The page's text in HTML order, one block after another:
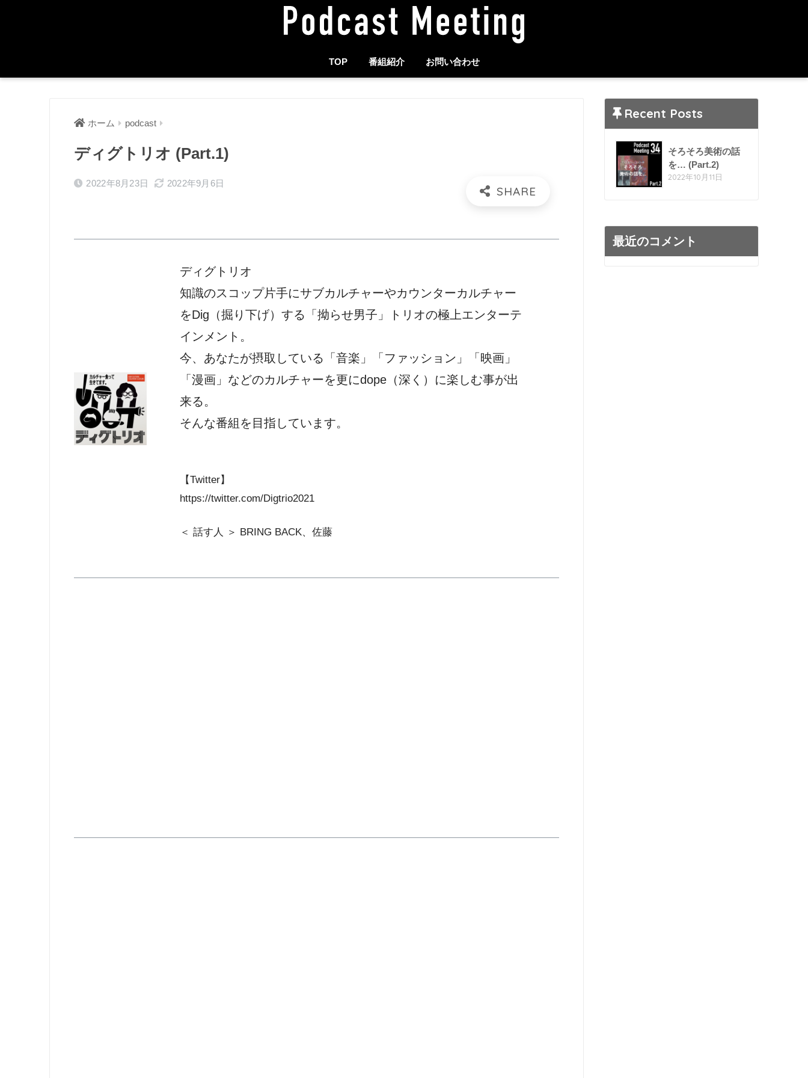
TOP 番組紹介 お問い合わせ
ホーム podcast
ディグトリオ (Part.1)
2022年8月23日 2022年9月6日
ディグトリオ
知識のスコップ片手にサブカルチャーやカウンターカルチャー
をDig（掘り下げ）する「拗らせ男子」トリオの極上エンターテ
インメント。
今、あなたが摂取している「音楽」「ファッション」「映画」
「漫画」などのカルチャーを更にdope（深く）に楽しむ事が出
来る。
そんな番組を目指しています。
【Twitter】
https://twitter.com/Digtrio2021
＜ 話す人 ＞ BRING BACK、佐藤
Recent Posts
そろそろ美術の話
を… (Part.2)
2022年10月11日
最近のコメント